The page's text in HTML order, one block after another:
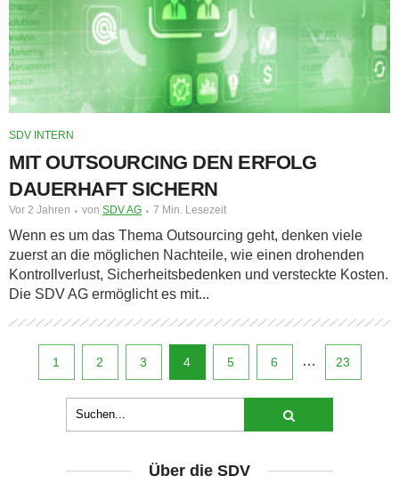
SDV INTERN
MIT OUTSOURCING DEN ERFOLG
DAUERHAFT SICHERN
Vor 2 Jahren von SDV AG 7 Min. Lesezeit
Wenn es um das Thema Outsourcing geht, denken viele
zuerst an die möglichen Nachteile, wie einen drohenden
Kontrollverlust, Sicherheitsbedenken und versteckte Kosten.
Die SDV AG ermöglicht es mit...
1 2 3 4 5 6 … 23
Über die SDV